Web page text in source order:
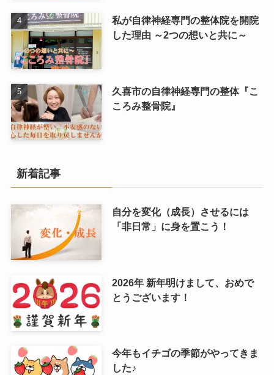
私が自律神経専門の整体院を開院
した理由 ～2つの想いと共に～
久喜市の自律神経専門の整体『こ
ころみ整骨院』
新着記事
自分を変化（成長）させるには
「非日常」に身を置こう！
2026年 新年明けまして、おめで
とうございます！
今年もイチゴの季節がやってきま
した♪